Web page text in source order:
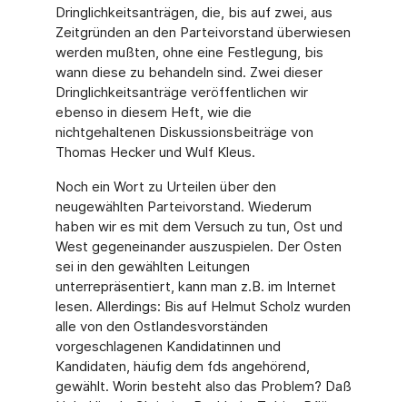
Dringlichkeitsanträgen, die, bis auf zwei, aus
Zeitgründen an den Parteivorstand überwiesen
werden mußten, ohne eine Festlegung, bis
wann diese zu behandeln sind. Zwei dieser
Dringlichkeitsanträge veröffentlichen wir
ebenso in diesem Heft, wie die
nichtgehaltenen Diskussionsbeiträge von
Thomas Hecker und Wulf Kleus.
Noch ein Wort zu Urteilen über den
neugewählten Parteivorstand. Wiederum
haben wir es mit dem Versuch zu tun, Ost und
West gegeneinander auszuspielen. Der Osten
sei in den gewählten Leitungen
unterrepräsentiert, kann man z.B. im Internet
lesen. Allerdings: Bis auf Helmut Scholz wurden
alle von den Ostlandesvorständen
vorgeschlagenen Kandidatinnen und
Kandidaten, häufig dem fds angehörend,
gewählt. Worin besteht also das Problem? Daß